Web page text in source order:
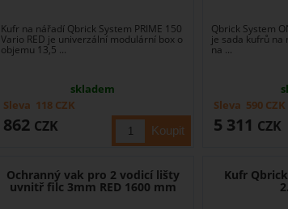
Kufr na nářadí Qbrick System PRIME 150
Vario RED je univerzální modulární box o
objemu 13,5 ...
skladem
862 CZK
Sleva 118 CZK
Qbrick System
je sada kufrů na
na ...
5 311 CZK
Sleva 590 CZK
Ochranný vak pro 2 vodicí lišty
uvnitř filc 3mm RED 1600 mm
Kufr